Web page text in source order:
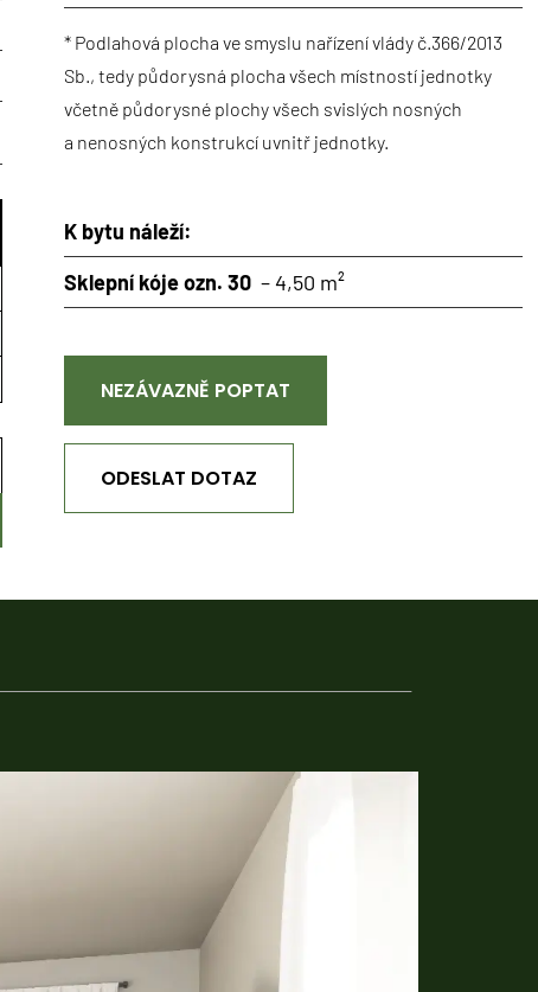
* Podlahová plocha ve smyslu nařízení vlády č.366/2013
Sb., tedy půdorysná plocha všech místností jednotky
včetně půdorysné plochy všech svislých nosných
a nenosných konstrukcí uvnitř jednotky.
K bytu náleží:
Sklepní kóje ozn. 30 – 4,50 m²
NEZÁVAZNĚ POPTAT
ODESLAT DOTAZ